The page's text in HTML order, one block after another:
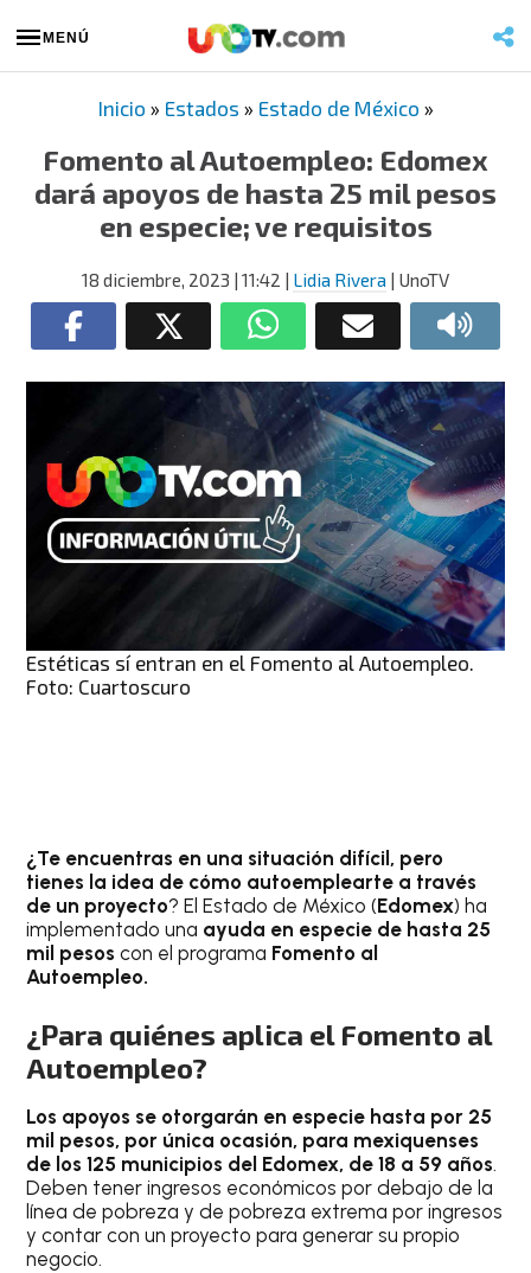
MENÚ
Inicio » Estados » Estado de México »
Fomento al Autoempleo: Edomex
dará apoyos de hasta 25 mil pesos
en especie; ve requisitos
18 diciembre, 2023 | 11:42 | Lidia Rivera | UnoTV
Estéticas sí entran en el Fomento al Autoempleo.
Foto: Cuartoscuro
¿Te encuentras en una situación difícil, pero
tienes la idea de cómo autoemplearte a través
de un proyecto? El Estado de México (Edomex) ha
implementado una ayuda en especie de hasta 25
mil pesos con el programa Fomento al
Autoempleo.
¿Para quiénes aplica el Fomento al
Autoempleo?
Los apoyos se otorgarán en especie hasta por 25
mil pesos, por única ocasión, para mexiquenses
de los 125 municipios del Edomex, de 18 a 59 años.
Deben tener ingresos económicos por debajo de la
línea de pobreza y de pobreza extrema por ingresos
y contar con un proyecto para generar su propio
negocio.